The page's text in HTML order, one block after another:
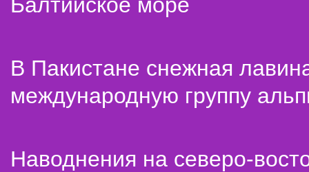
В Пакистане снежная
международную группу
Наводнения на северо-